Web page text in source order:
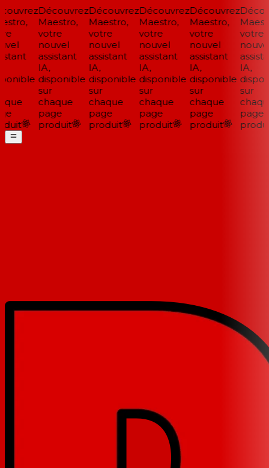
Découvrez
Maestro,
votre
nouvel
assistant
IA,
disponible
sur
chaque
page
produit
Découvrez
Maestro,
votre
nouvel
assistant
IA,
disponible
sur
chaque
page
produit
Découvrez
Maestro,
votre
nouvel
assistant
IA,
disponible
sur
chaque
page
produit
Découvrez
Maestro,
votre
nouvel
assistant
IA,
disponible
sur
chaque
page
produit
votre
nouvel
IA,
sur
page
produit